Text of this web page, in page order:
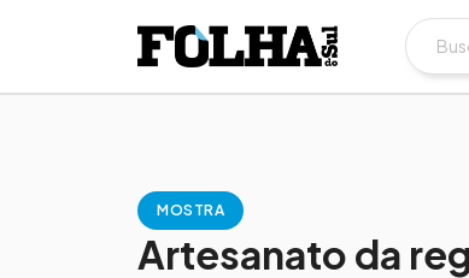
MOSTRA
Artesanato da